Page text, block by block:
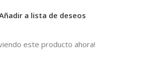
a lista de deseos
este producto ahora!